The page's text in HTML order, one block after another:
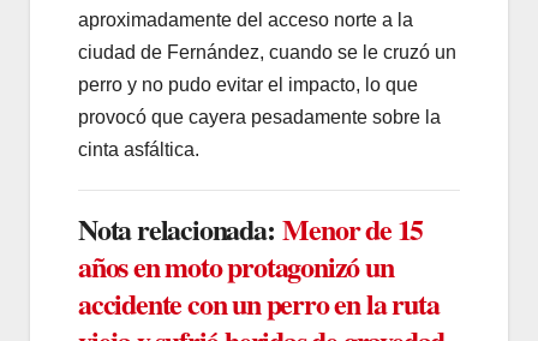
aproximadamente del acceso norte a la
ciudad de Fernández, cuando se le cruzó un
perro y no pudo evitar el impacto, lo que
provocó que cayera pesadamente sobre la
cinta asfáltica.
Nota relacionada:Menor de 15
años en moto protagonizó un
accidente con un perro en la ruta